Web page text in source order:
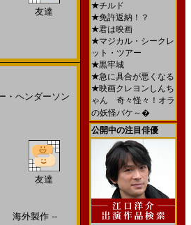
友達
・ヘンダーソン
友達
海外製作 --
★チルド
★免許返納！？
★君は映画
★マジカル・シークレ
ット・ツアー
★黒牢城
★急に具合が悪くなる
★映画クレヨンしんち
ゃん 奇々怪々！オラ
の妖怪バケ～�
公開中の注目俳優